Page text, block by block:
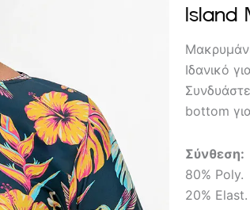
Island
Ιδανικό
bottom
Σύνθεση:
80% Poly.
20% Elast.